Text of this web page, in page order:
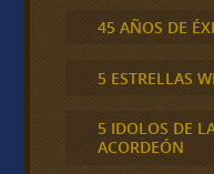
45 AÑOS DE
5 ESTRELLAS
5 IDOLOS DE
ACORDEÓN